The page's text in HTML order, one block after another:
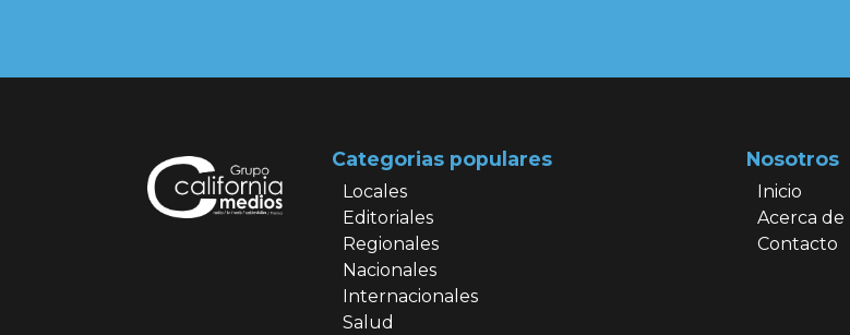
Categorias populares
Locales
Editoriales
Regionales
Nacionales
Internacionales
Salud
Nosotros
Inicio
Acerca de
Contacto